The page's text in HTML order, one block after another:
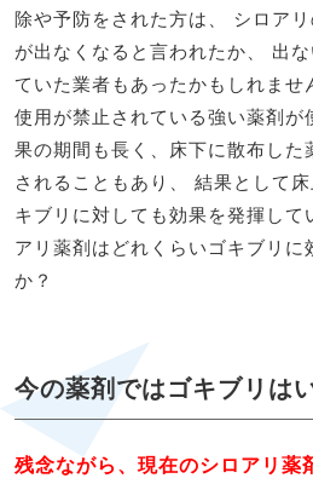
除や予防をされた方は、 シロア
が出なくなると言われたか、 出
ていた業者もあったかもしれませ
使用が禁止されている強い薬剤が
果の期間も長く、床下に散布した
されることもあり、 結果として
キブリに対しても効果を発揮して
アリ薬剤はどれくらいゴキブリに
か？
今の薬剤ではゴキブリは
残念ながら、現在のシロアリ薬